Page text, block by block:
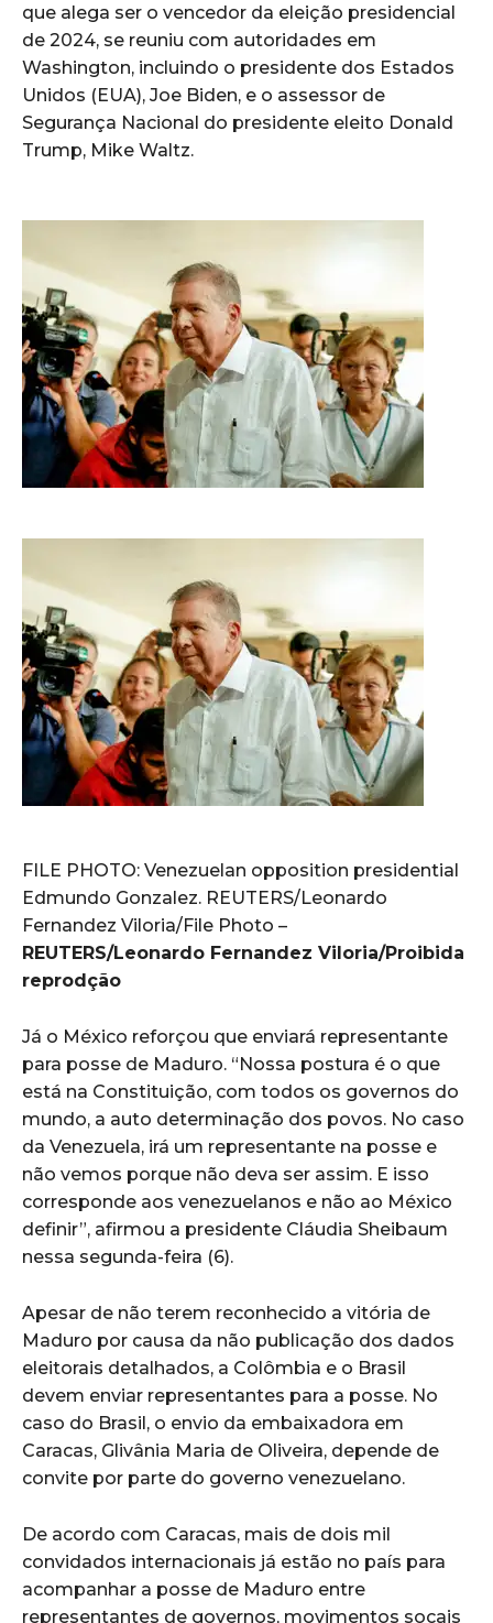
que alega ser o vencedor da eleição presidencial
de 2024, se reuniu com autoridades em
Washington, incluindo o presidente dos Estados
Unidos (EUA), Joe Biden, e o assessor de
Segurança Nacional do presidente eleito Donald
Trump, Mike Waltz.
FILE PHOTO: Venezuelan opposition presidential
Edmundo Gonzalez. REUTERS/Leonardo
Fernandez Viloria/File Photo –
REUTERS/Leonardo Fernandez Viloria/Proibida
reprodção
Já o México reforçou que enviará representante
para posse de Maduro. “Nossa postura é o que
está na Constituição, com todos os governos do
mundo, a auto determinação dos povos. No caso
da Venezuela, irá um representante na posse e
não vemos porque não deva ser assim. E isso
corresponde aos venezuelanos e não ao México
definir”, afirmou a presidente Cláudia Sheibaum
nessa segunda-feira (6).
Apesar de não terem reconhecido a vitória de
Maduro por causa da não publicação dos dados
eleitorais detalhados, a Colômbia e o Brasil
devem enviar representantes para a posse. No
caso do Brasil, o envio da embaixadora em
Caracas, Glivânia Maria de Oliveira, depende de
convite por parte do governo venezuelano.
De acordo com Caracas, mais de dois mil
convidados internacionais já estão no país para
acompanhar a posse de Maduro entre
representantes de governos, movimentos socais